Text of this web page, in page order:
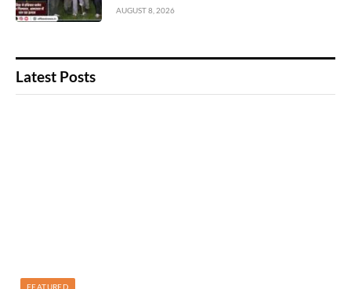
AUGUST 8, 2026
Latest Posts
FEATURED